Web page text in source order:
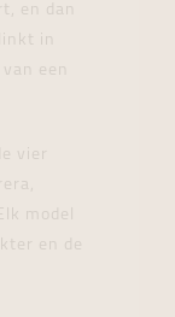
en dan
in
een
vier
model
en de